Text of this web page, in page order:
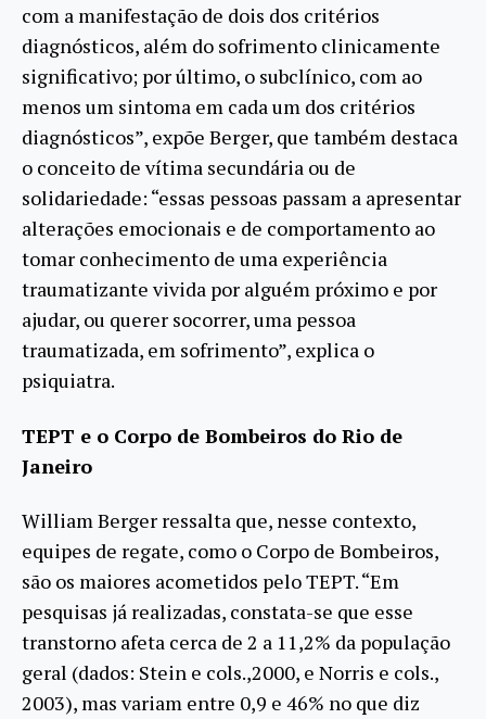
com a manifestação de dois dos critérios
diagnósticos, além do sofrimento clinicamente
significativo; por último, o subclínico, com ao
menos um sintoma em cada um dos critérios
diagnósticos”, expõe Berger, que também destaca
o conceito de vítima secundária ou de
solidariedade: “essas pessoas passam a apresentar
alterações emocionais e de comportamento ao
tomar conhecimento de uma experiência
traumatizante vivida por alguém próximo e por
ajudar, ou querer socorrer, uma pessoa
traumatizada, em sofrimento”, explica o
psiquiatra.
TEPT e o Corpo de Bombeiros do Rio de
Janeiro
William Berger ressalta que, nesse contexto,
equipes de regate, como o Corpo de Bombeiros,
são os maiores acometidos pelo TEPT. “Em
pesquisas já realizadas, constata-se que esse
transtorno afeta cerca de 2 a 11,2% da população
geral (dados: Stein e cols.,2000, e Norris e cols.,
2003), mas variam entre 0,9 e 46% no que diz